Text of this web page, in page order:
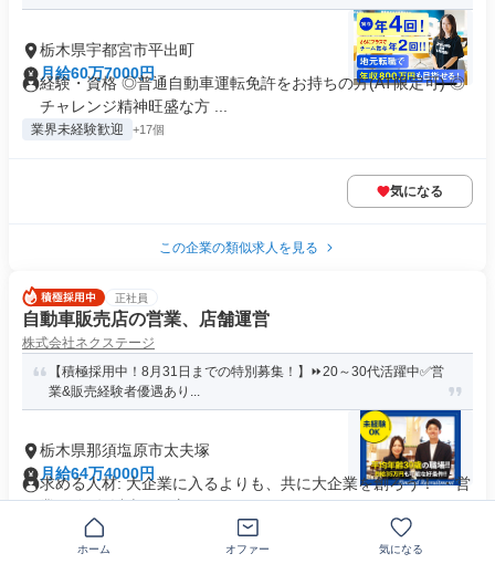
栃木県宇都宮市平出町
月給60万7000円
経験・資格 ◎普通自動車運転免許をお持ちの方(AT限定可) ◎
チャレンジ精神旺盛な方 ...
業界未経験歓迎 +17個
気になる
この企業の類似求人を見る
正社員
自動車販売店の営業、店舗運営
株式会社ネクステージ
【積極採用中！8月31日までの特別募集！】⏩️20～30代活躍中✅営
業&販売経験者優遇あり...
栃木県那須塩原市太夫塚
月給64万4000円
求める人材: 大企業に入るよりも、共に大企業を創ろう！ ・営
業経験1年以上ある方は...
交通費支給
ホーム オファー 気になる